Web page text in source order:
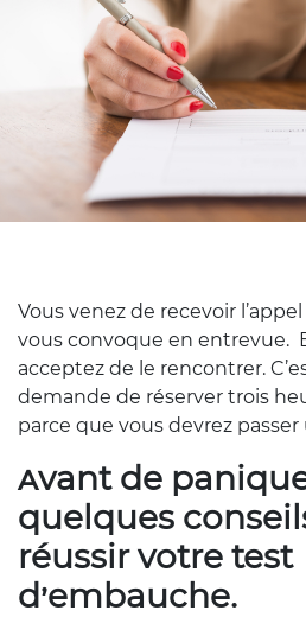
Vous venez de recevoir
vous convoque en entrevue.
acceptez de le rencontrer.
demande de réserver trois
parce que vous devrez
Avant de
quelques
réussir votre test
d’embauche.